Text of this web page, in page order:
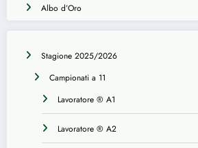
Albo d’Oro
Stagione 2025/2026
Campionati a 11
Lavoratore ® A1
Lavoratore ® A2